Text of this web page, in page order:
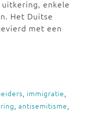
enkele
Het Duitse
met een
, immigratie,
, antisemitisme,